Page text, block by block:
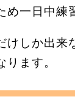
め一日中練
けしか出来
ます。